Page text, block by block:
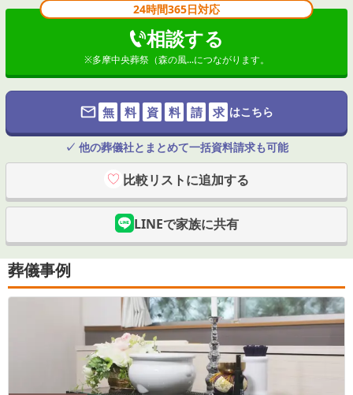
24時間365日対応
相談する
※多摩中央葬祭（森の風...につながります。
無 料 資 料 請 求 はこちら
✓ 他の葬儀社とまとめて一括資料請求も可能
比較リストに追加する
LINEで家族に共有
葬儀事例